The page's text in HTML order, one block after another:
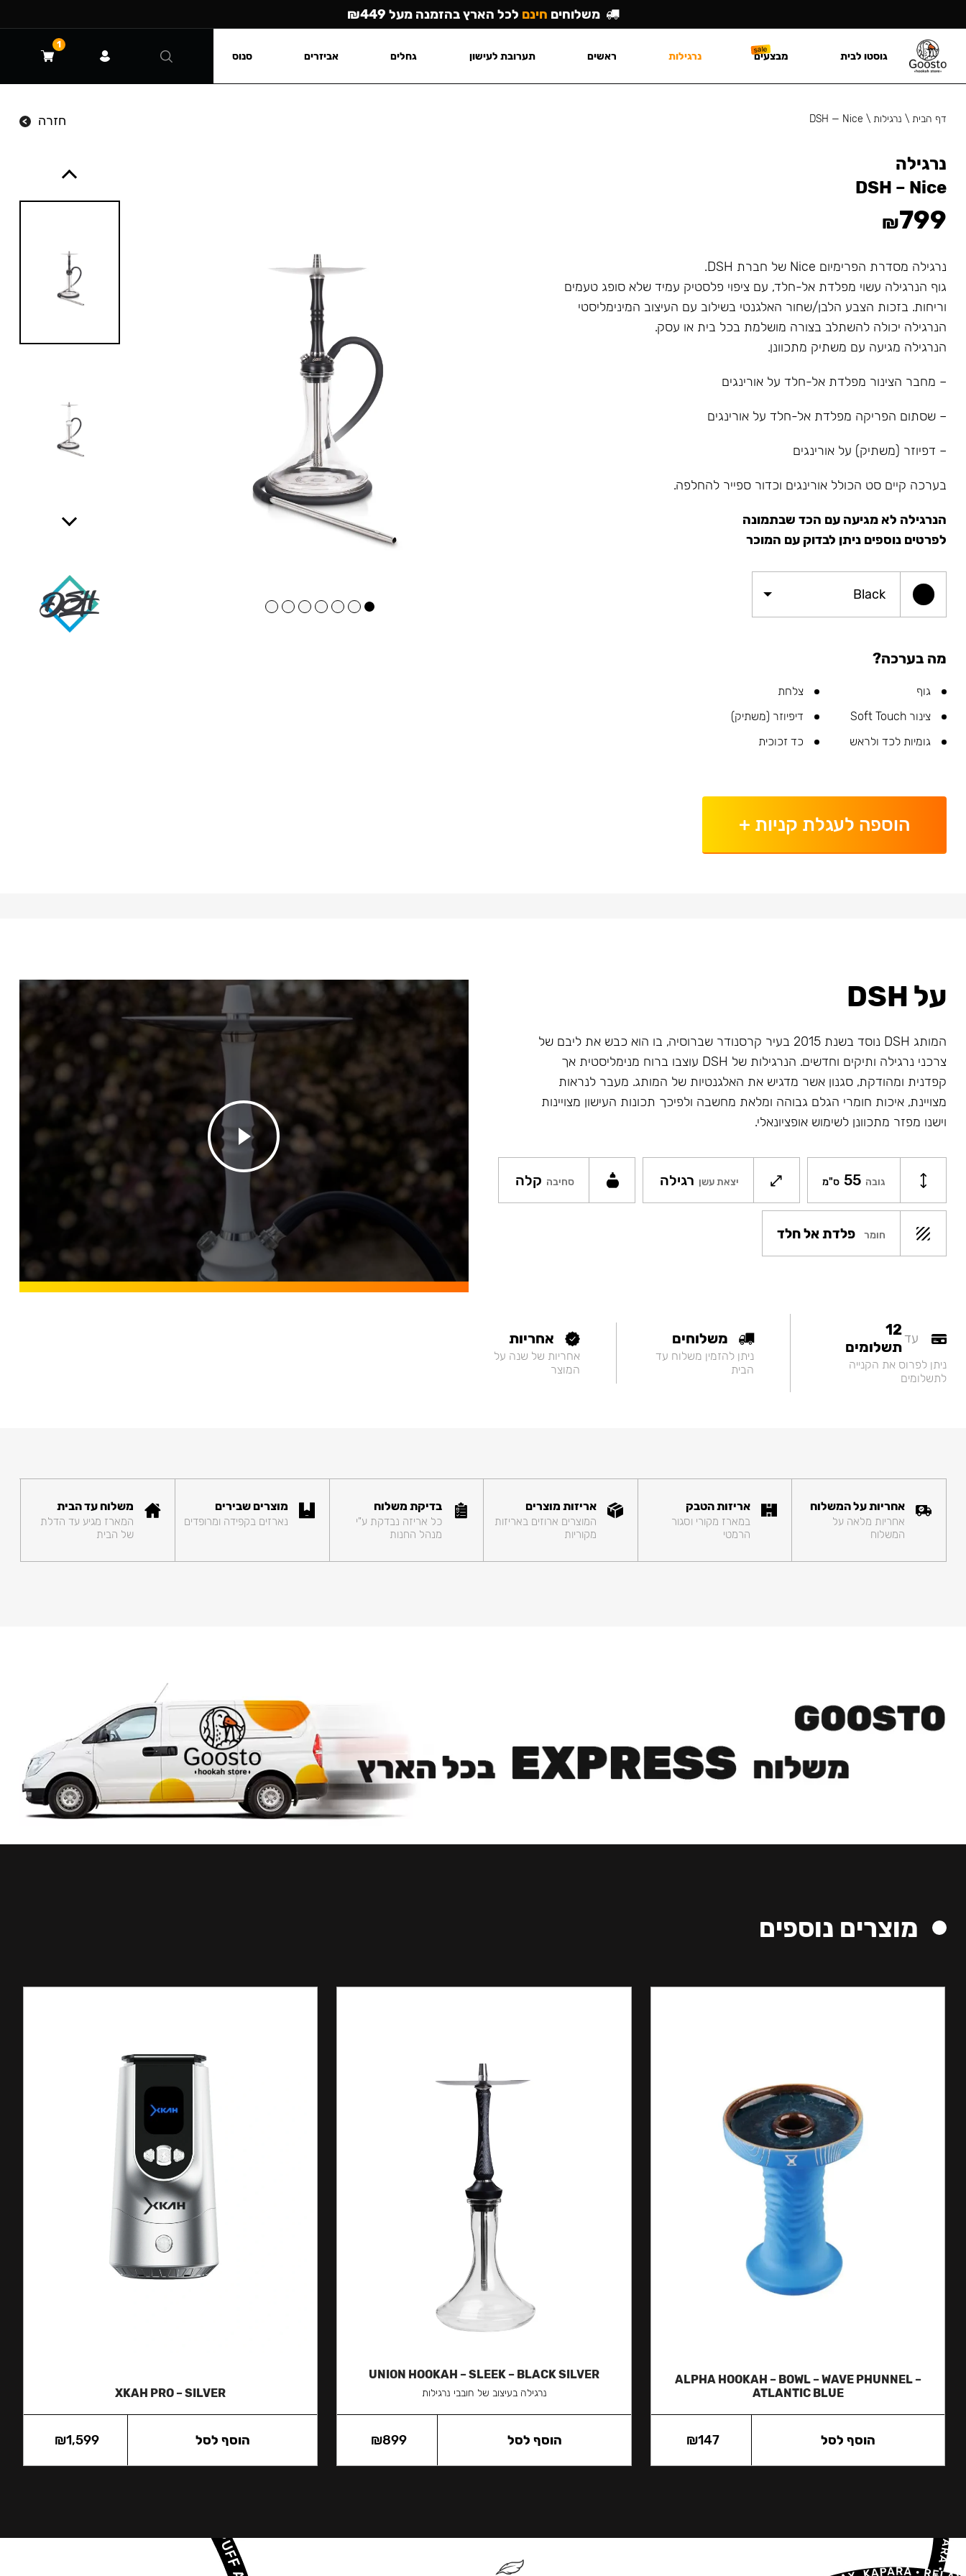
דף הבית\ נרגילות\
DSH — Nice חזרה
נרגילה
DSH – Nice
₪799
נרגילה מסדרת הפרימיום Nice של חברת DSH.
גוף הנרגילה עשוי מפלדת אל-חלד, עם ציפוי פלסטיק עמיד שלא סופג טעמים
וריחות. בזכות הצבע הלבן/שחור האלגנטי בשילוב עם העיצוב המינימליסטי
הנרגילה יכולה להשתלב בצורה מושלמת בכל בית או עסק.
הנרגילה מגיעה עם משתיק מתכוונן.
– מחבר הצינור מפלדת אל-חלד על אורינגים
– שסתום הפריקה מפלדת אל-חלד על אורינגים
– דפיוזר (משתיק) על אורינגים
בערכה קיים סט הכולל אורינגים וכדור ספייר להחלפה.
הנרגילה לא מגיעה עם הכד שבתמונה
לפרטים נוספים ניתן לבדוק עם המוכר
Black
מה בערכה?
גוף
צלחת
צינור Soft Touch
דיפיוזר (משתיק)
גומיות לכד ולראש
כד זכוכית
הוספה לעגלת קניות +
על DSH
המותג DSH נוסד בשנת 2015 בעיר קרסנודר שברוסיה, בו הוא כבש את ליבם של
צרכני נרגילה ותיקים וחדשים. הנרגילות של DSH
עוצבו ברוח מנימליסטית אך
קפדנית ומהודקת, סגנון אשר מדגיש את האלגנטיות של המותג. מעבר לנראות
מצויינת, איכות חומרי הגלם גבוהה ומלאת מחשבה ולפיכך תכונות העישון מצויינות
וישנו מפזר מתכוונן לשימוש אופציונאלי.
גובה 55 ס"מ יצאת עשן רגילה סחיבה קלה
חומר פלדת אל חלד
עד12
תשלומים
ניתן לפרוס את הקנייה
לתשלומים
משלוחים
ניתן להזמין משלוח עד
הבית
אחריות
אחריות של שנה על
המוצר
אחריות על המשלוח
אחריות מלאה על
המשלוח
אריזות הטבק
במארז מקורי וסגור
הרמטי
אריזות מוצרים
המוצרים ארוזים באריזות
מקוריות
בדיקת משלוח
כל אריזה נבדקת ע"י
מנהל החנות
מוצרים שבירים
נארזים בקפידה ומרופדים
משלוח עד הבית
המארז מגיע עד הדלת
של הבית
מוצרים נוספים
ALPHA HOOKAH – BOWL – WAVE PHUNNEL –
ATLANTIC BLUE
₪147 הוסף לסל
UNION HOOKAH – SLEEK – BLACK SILVER
נרגילה בעיצוב של חובבי נרגילות
₪899 הוסף לסל
XKAH PRO – SILVER
₪1,599 הוסף לסל
משלוחים חינם לכל הארץ בהזמנה מעל ₪449
גוסטו לבית מבצעים נרגילות ראשים תערובת לעישון גחלים אביזרים סנוס
1